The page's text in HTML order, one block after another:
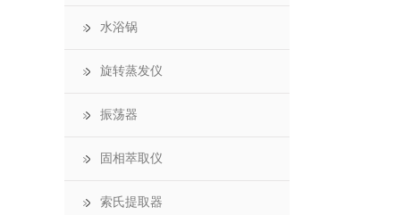
水浴锅
旋转蒸发仪
振荡器
固相萃取仪
索氏提取器